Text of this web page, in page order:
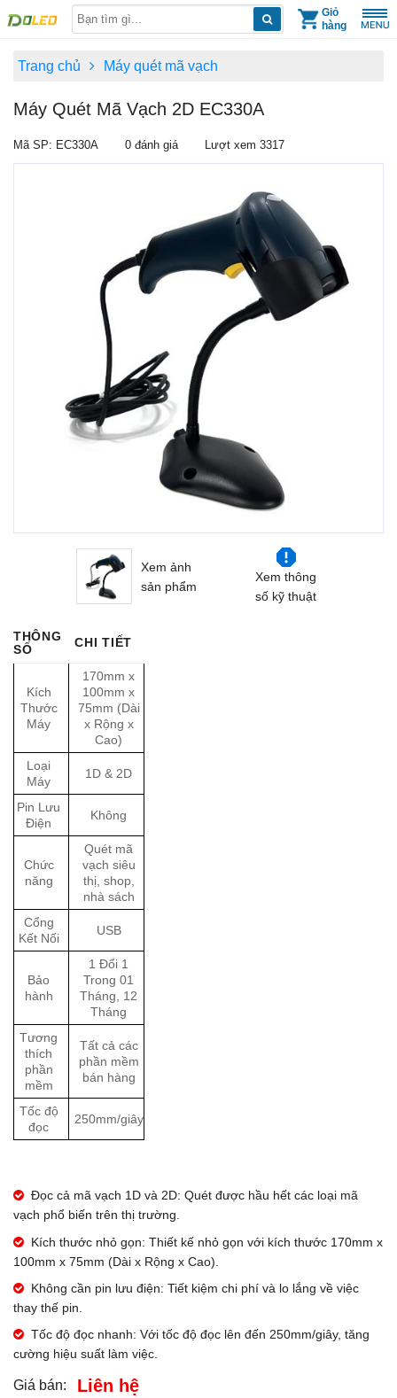
Giỏ
hàng
Trang chủ Máy quét mã vạch
Máy Quét Mã Vạch 2D EC330A
Mã SP: EC330A 0 đánh giá Lượt xem 3317
Xem ảnh
sản phẩm
Xem thông
số kỹ thuật
THÔNG
SỐ
CHI TIẾT
Kích
Thước
Máy
170mm x
100mm x
75mm (Dài
x Rộng x
Cao)
Loại
Máy
1D & 2D
Pin Lưu
Điện
Không
Chức
năng
Quét mã
vạch siêu
thị, shop,
nhà sách
Cổng
Kết Nối
USB
Bảo
hành
1 Đổi 1
Trong 01
Tháng, 12
Tháng
Tương
thích
phần
mềm
Tất cả các
phần mềm
bán hàng
Tốc độ
đọc
250mm/giây
Đọc cả mã vạch 1D và 2D: Quét được hầu hết các loại mã
vạch phổ biến trên thị trường.
Kích thước nhỏ gọn: Thiết kế nhỏ gọn với kích thước 170mm x
100mm x 75mm (Dài x Rộng x Cao).
Không cần pin lưu điện: Tiết kiệm chi phí và lo lắng về việc
thay thế pin.
Tốc độ đọc nhanh: Với tốc độ đọc lên đến 250mm/giây, tăng
cường hiệu suất làm việc.
Giá bán: Liên hệ